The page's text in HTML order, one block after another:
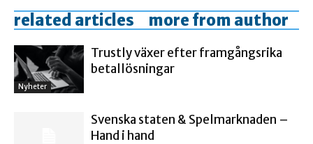
related articles more from author
Nyheter
Trustly växer efter framgångsrika
betallösningar
Svenska staten & Spelmarknaden –
Hand i hand